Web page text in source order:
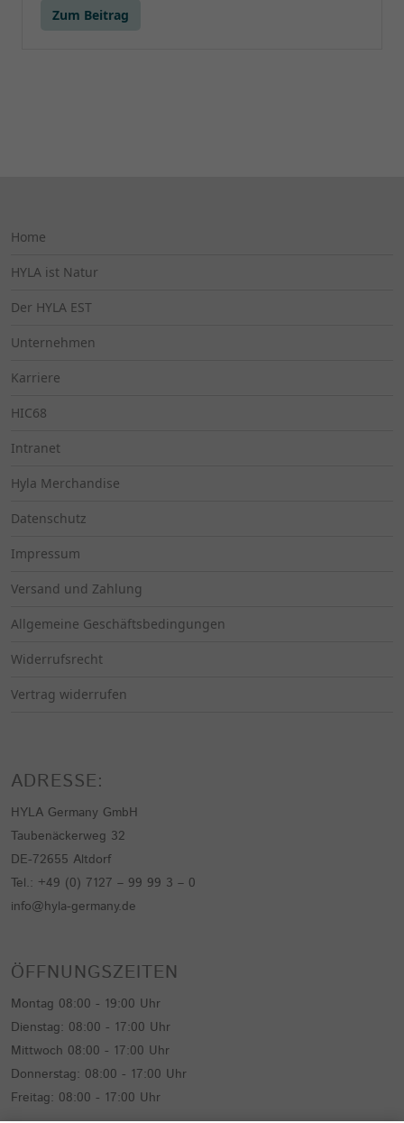
Zum Beitrag
Home
HYLA ist Natur
Der HYLA EST
Unternehmen
Karriere
HIC68
Intranet
Hyla Merchandise
Datenschutz
Impressum
Versand und Zahlung
Allgemeine Geschäftsbedingungen
Widerrufsrecht
Vertrag widerrufen
ADRESSE:
HYLA Germany GmbH
Taubenäckerweg 32
DE-72655 Altdorf
Tel.: +49 (0) 7127 – 99 99 3 – 0
info@hyla-germany.de
ÖFFNUNGSZEITEN
Montag 08:00 - 19:00 Uhr
Dienstag: 08:00 - 17:00 Uhr
Mittwoch 08:00 - 17:00 Uhr
Donnerstag: 08:00 - 17:00 Uhr
Freitag: 08:00 - 17:00 Uhr